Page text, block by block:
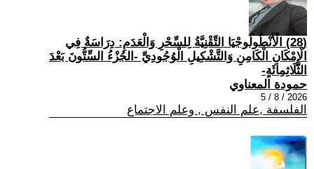
(28) الْأَنْطُولُوجْيَا التِّقْنِيَّةُ لِلسِّحْرِ وَالْعَدَمِ: دِرَاسَةٌ فِي
الْإِمْكَانِ الْكَامِنِ وَالتَّشْكِيلِ الْوُجُودِيِّ -الجُزْءُ السِّتُّونَ بَعْدَ
الثَّلَاثِمِائَةٍ-
حمودة المعناوي
2026 / 8 / 5
الفلسفة ,علم النفس , وعلم الاجتماع